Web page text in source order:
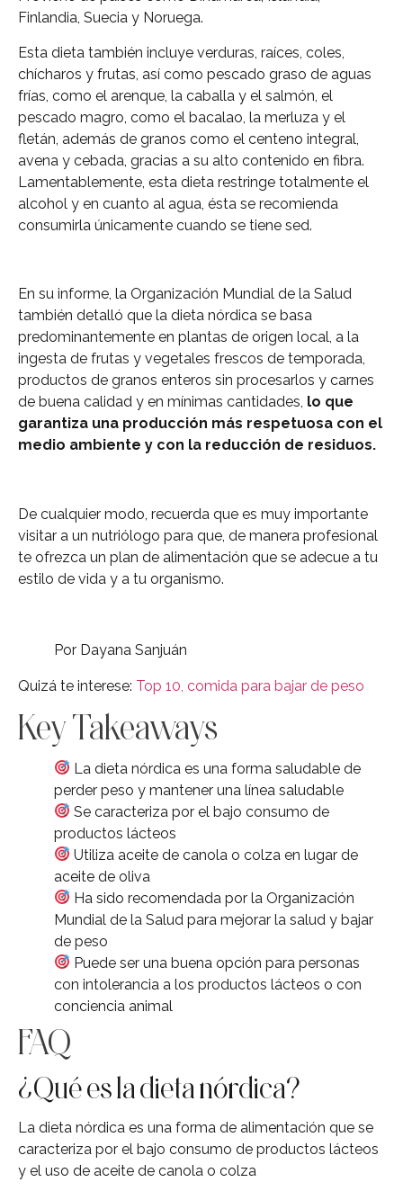
Finlandia, Suecia y Noruega.
Esta dieta también incluye verduras, raíces, coles,
chícharos y frutas, así como pescado graso de aguas
frías, como el arenque, la caballa y el salmón, el
pescado magro, como el bacalao, la merluza y el
fletán, además de granos como el centeno integral,
avena y cebada, gracias a su alto contenido en fibra.
Lamentablemente, esta dieta restringe totalmente el
alcohol y en cuanto al agua, ésta se recomienda
consumirla únicamente cuando se tiene sed.
En su informe, la Organización Mundial de la Salud
también detalló que la dieta nórdica se basa
predominantemente en plantas de origen local, a la
ingesta de frutas y vegetales frescos de temporada,
productos de granos enteros sin procesarlos y carnes
de buena calidad y en mínimas cantidades, lo que
garantiza una producción más respetuosa con el
medio ambiente y con la reducción de residuos.
De cualquier modo, recuerda que es muy importante
visitar a un nutriólogo para que, de manera profesional
te ofrezca un plan de alimentación que se adecue a tu
estilo de vida y a tu organismo.
Por Dayana Sanjuán
Quizá te interese: Top 10, comida para bajar de peso
Key Takeaways
La dieta nórdica es una forma saludable de
perder peso y mantener una línea saludable
Se caracteriza por el bajo consumo de
productos lácteos
Utiliza aceite de canola o colza en lugar de
aceite de oliva
Ha sido recomendada por la Organización
Mundial de la Salud para mejorar la salud y bajar
de peso
Puede ser una buena opción para personas
con intolerancia a los productos lácteos o con
conciencia animal
FAQ
¿Qué es la dieta nórdica?
La dieta nórdica es una forma de alimentación que se
caracteriza por el bajo consumo de productos lácteos
y el uso de aceite de canola o colza